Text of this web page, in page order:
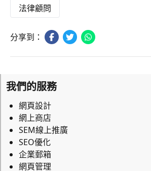
法律顧問
分享到：
我們的服務
網頁設計
網上商店
SEM線上推廣
SEO優化
企業郵箱
網頁管理